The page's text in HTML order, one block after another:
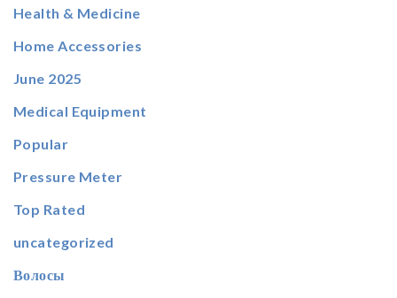
Health & Medicine
Home Accessories
June 2025
Medical Equipment
Popular
Pressure Meter
Top Rated
uncategorized
Волосы